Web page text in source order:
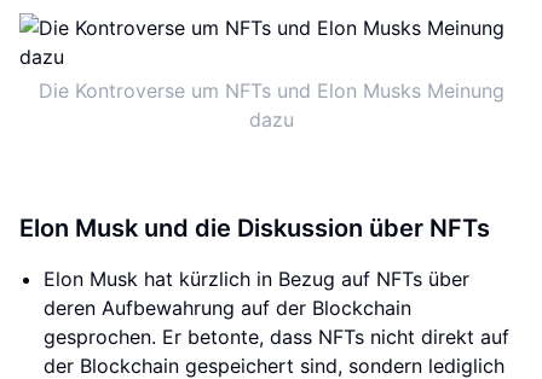
Die Kontroverse um NFTs und Elon Musks Meinung
dazu
Elon Musk und die Diskussion über NFTs
Elon Musk hat kürzlich in Bezug auf NFTs über
deren Aufbewahrung auf der Blockchain
gesprochen. Er betonte, dass NFTs nicht direkt auf
der Blockchain gespeichert sind, sondern lediglich